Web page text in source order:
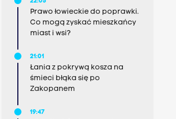
Prawo łowieckie do poprawki.
Co mogą zyskać mieszkańcy
miast i wsi?
21:01
Łania z pokrywą kosza na
śmieci błąka się po
Zakopanem
19:47